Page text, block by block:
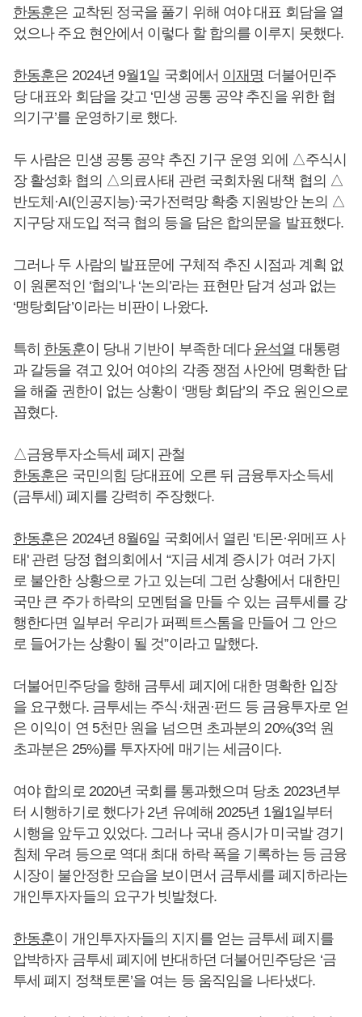
한동훈은 교착된 정국을 풀기 위해 여야 대표 회담을 열
었으나 주요 현안에서 이렇다 할 합의를 이루지 못했다.
한동훈은 2024년 9월1일 국회에서 이재명 더불어민주
당 대표와 회담을 갖고 ‘민생 공통 공약 추진을 위한 협
의기구’를 운영하기로 했다.
두 사람은 민생 공통 공약 추진 기구 운영 외에 △주식시
장 활성화 협의 △의료사태 관련 국회차원 대책 협의 △
반도체·AI(인공지능)·국가전력망 확충 지원방안 논의 △
지구당 재도입 적극 협의 등을 담은 합의문을 발표했다.
그러나 두 사람의 발표문에 구체적 추진 시점과 계획 없
이 원론적인 ‘협의’나 ‘논의’라는 표현만 담겨 성과 없는
‘맹탕회담’이라는 비판이 나왔다.
특히 한동훈이 당내 기반이 부족한 데다 윤석열 대통령
과 갈등을 겪고 있어 여야의 각종 쟁점 사안에 명확한 답
을 해줄 권한이 없는 상황이 ‘맹탕 회담’의 주요 원인으로
꼽혔다.
△금융투자소득세 폐지 관철
한동훈은 국민의힘 당대표에 오른 뒤 금융투자소득세
(금투세) 폐지를 강력히 주장했다.
한동훈은 2024년 8월6일 국회에서 열린 '티몬·위메프 사
태' 관련 당정 협의회에서 “지금 세계 증시가 여러 가지
로 불안한 상황으로 가고 있는데 그런 상황에서 대한민
국만 큰 주가 하락의 모멘텀을 만들 수 있는 금투세를 강
행한다면 일부러 우리가 퍼펙트스톰을 만들어 그 안으
로 들어가는 상황이 될 것”이라고 말했다.
더불어민주당을 향해 금투세 폐지에 대한 명확한 입장
을 요구했다. 금투세는 주식·채권·펀드 등 금융투자로 얻
은 이익이 연 5천만 원을 넘으면 초과분의 20%(3억 원
초과분은 25%)를 투자자에 매기는 세금이다.
여야 합의로 2020년 국회를 통과했으며 당초 2023년부
터 시행하기로 했다가 2년 유예해 2025년 1월1일부터
시행을 앞두고 있었다. 그러나 국내 증시가 미국발 경기
침체 우려 등으로 역대 최대 하락 폭을 기록하는 등 금융
시장이 불안정한 모습을 보이면서 금투세를 폐지하라는
개인투자자들의 요구가 빗발쳤다.
한동훈이 개인투자자들의 지지를 얻는 금투세 폐지를
압박하자 금투세 폐지에 반대하던 더불어민주당은 ‘금
투세 폐지 정책토론’을 여는 등 움직임을 나타냈다.